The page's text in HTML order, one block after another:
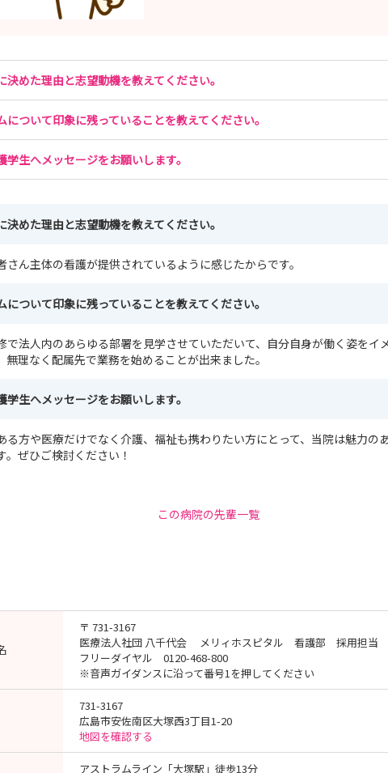
決めた理由と志望動機を教えてください。
について印象に残っていることを教えてください。
生へメッセージをお願いします。
決めた理由と志望動機を教えてください。
さん主体の看護が提供されているように感じたからです。
について印象に残っていることを教えてください。
で法人内のあらゆる部署を見学させていただいて、自分自身が働く姿をイ
無理なく配属先で業務を始めることが出来ました。
生へメッセージをお願いします。
る方や医療だけでなく介護、福祉も携わりたい方にとって、当院は魅力の
ぜひご検討ください！
この病院の先輩一覧
〒 731-3167
医療法人社団 八千代会 メリィホスピタル 看護部 採用担当
フリーダイヤル 0120-468-800
※音声ガイダンスに沿って番号1を押してください
731-3167
広島市安佐南区大塚西3丁目1-20
地図を確認する
アストラムライン「大塚駅」徒歩13分